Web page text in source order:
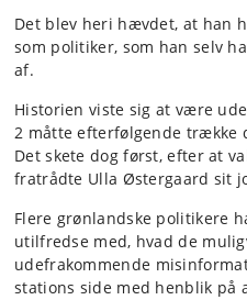
Det blev heri hævdet, at han
som politiker, som han selv
af.
Historien viste sig at være
2 måtte efterfølgende trække
Det skete dog først, efter at
fratrådte Ulla Østergaard sit
Flere grønlandske politikere
utilfredse med, hvad de
udefrakommende
stations side med henblik på